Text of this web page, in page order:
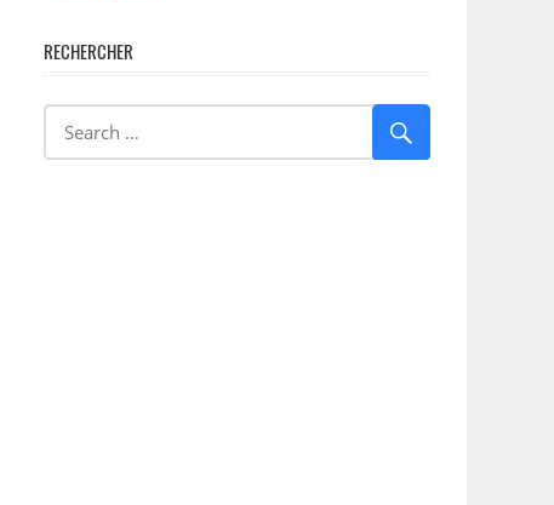
RECHERCHER